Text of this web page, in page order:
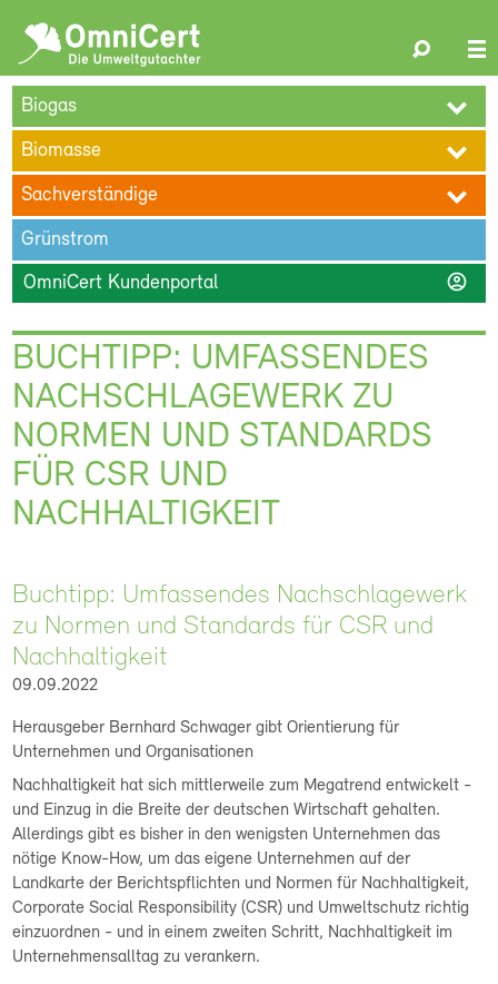
Search
ÜBER UNS BLOG TERMINE REFERENZEN
KARRIERE
KONTAKT
Biogas
Biomasse
Sachverständige
Grünstrom
OmniCert Kundenportal account_circle
BUCHTIPP: UMFASSENDES
NACHSCHLAGEWERK ZU
NORMEN UND STANDARDS
FÜR CSR UND
NACHHALTIGKEIT
Buchtipp: Umfassendes Nachschlagewerk
zu Normen und Standards für CSR und
Nachhaltigkeit
09.09.2022
Herausgeber Bernhard Schwager gibt Orientierung für
Unternehmen und Organisationen
Nachhaltigkeit hat sich mittlerweile zum Megatrend entwickelt -
und Einzug in die Breite der deutschen Wirtschaft gehalten.
Allerdings gibt es bisher in den wenigsten Unternehmen das
nötige Know-How, um das eigene Unternehmen auf der
Landkarte der Berichtspflichten und Normen für Nachhaltigkeit,
Corporate Social Responsibility (CSR) und Umweltschutz richtig
einzuordnen - und in einem zweiten Schritt, Nachhaltigkeit im
Unternehmensalltag zu verankern.